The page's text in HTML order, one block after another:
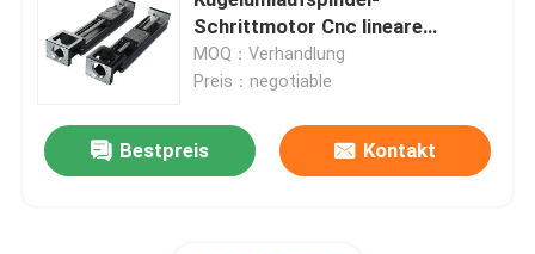
Lineare Führungsschiene
lineare Führungsschienen
Schrittmotor Cnc lineare
Bewegungs-Führer KK100
MOQ：Verhandlung
Preis：negotiable
Bestpreis Kontakt